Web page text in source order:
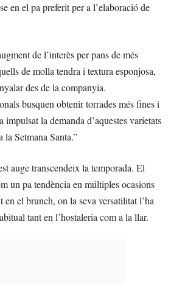
en el pa preferit per a l’elaboració de
de l’interès per pans de més
de molla tendra i textura esponjosa,
des de la companyia.
busquen obtenir torrades més fines i
impulsat la demanda d’aquestes varietats
la Setmana Santa.”
auge transcendeix la temporada. El
un pa tendència en múltiples ocasions
en el brunch, on la seva versatilitat l’ha
tant en l’hostaleria com a la llar.